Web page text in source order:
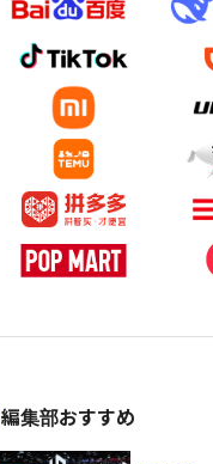
編集部おすすめ